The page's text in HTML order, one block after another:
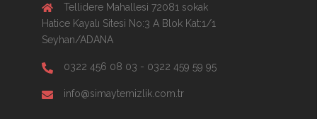
Tellidere Mahallesi 72081 sokak
Hatice Kayalı Sitesi No:3 A Blok Kat:1/1
Seyhan/ADANA
0322 456 08 03 - 0322 459 59 95
info@simaytemizlik.com.tr